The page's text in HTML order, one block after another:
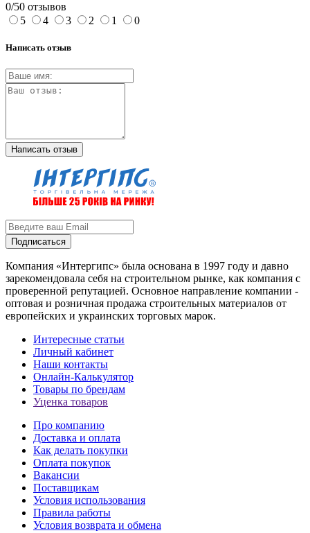
0/50 отзывов
5
4 3 2 1 0
Написать отзыв
Написать отзыв
Подписаться
Компания «Интергипс» была основана в 1997 году и давно
зарекомендовала себя на строительном рынке, как компания с
проверенной репутацией. Основное направление компании -
оптовая и розничная продажа строительных материалов от
европейских и украинских торговых марок.
Интересные статьи
Личный кабинет
Наши контакты
Онлайн-Калькулятор
Товары по брендам
Уценка товаров
Про компанию
Доставка и оплата
Как делать покупки
Оплата покупок
Вакансии
Поставщикам
Условия использования
Правила работы
Условия возврата и обмена